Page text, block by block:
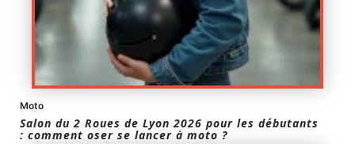
Moto
Salon du 2 Roues de Lyon 2026 pour les débutants
: comment oser se lancer à moto ?